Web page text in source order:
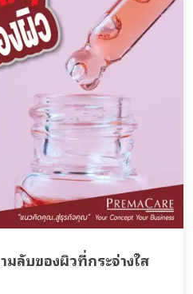
มลับของผิวที่กระจ่างใส